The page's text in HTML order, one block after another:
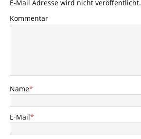
E-Mail Adresse wird nicht veröffentlicht.
Kommentar
Name*
E-Mail*